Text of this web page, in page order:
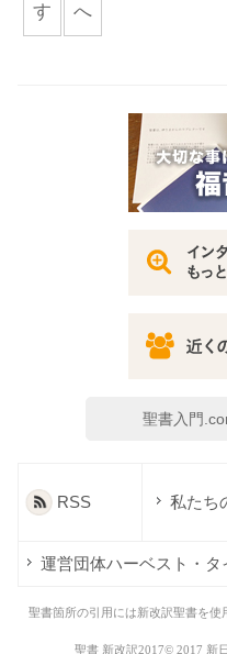
す へ
聖書入門
RSS 私たち
運営団体ハーベスト・タ
聖書箇所の引用には新改訳聖書を使
聖書 新改訳2017© 2017 新